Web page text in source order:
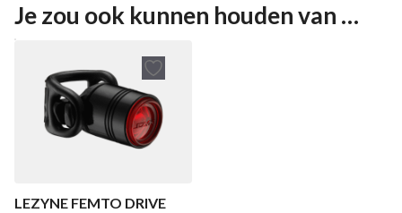
Je zou ook kunnen houden van …
LEZYNE FEMTO DRIVE